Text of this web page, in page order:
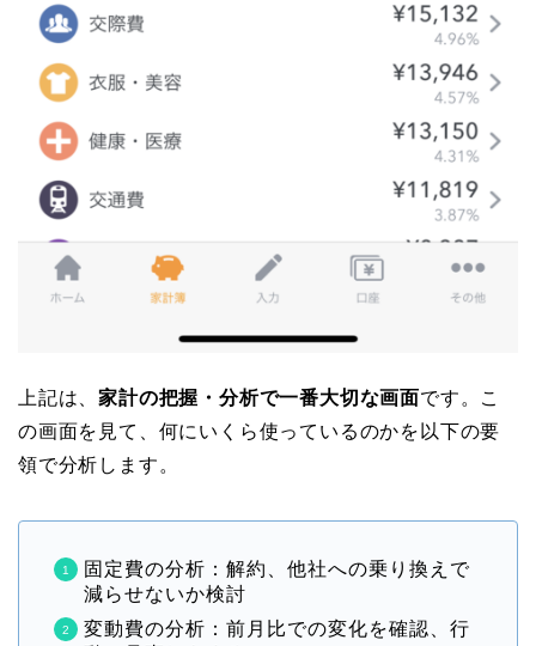
上記は、家計の把握・分析で一番大切な画面です。こ
の画面を見て、何にいくら使っているのかを以下の要
領で分析します。
固定費の分析：解約、他社への乗り換えで
減らせないか検討
変動費の分析：前月比での変化を確認、行